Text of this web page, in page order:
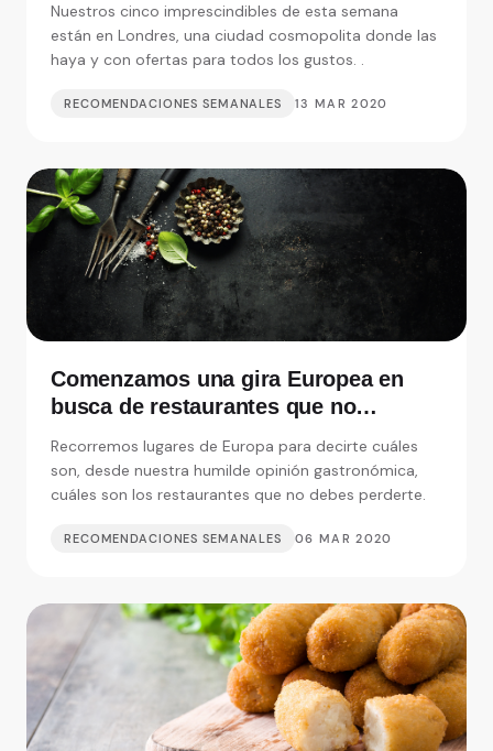
imprescindibles
Nuestros cinco imprescindibles de esta semana
están en Londres, una ciudad cosmopolita donde las
haya y con ofertas para todos los gustos. .
RECOMENDACIONES SEMANALES 13 MAR 2020
Comenzamos una gira Europea en
busca de restaurantes que no
Recorremos lugares de Europa para decirte cuáles
son, desde nuestra humilde opinión gastronómica,
cuáles son los restaurantes que no debes perderte.
RECOMENDACIONES SEMANALES 06 MAR 2020